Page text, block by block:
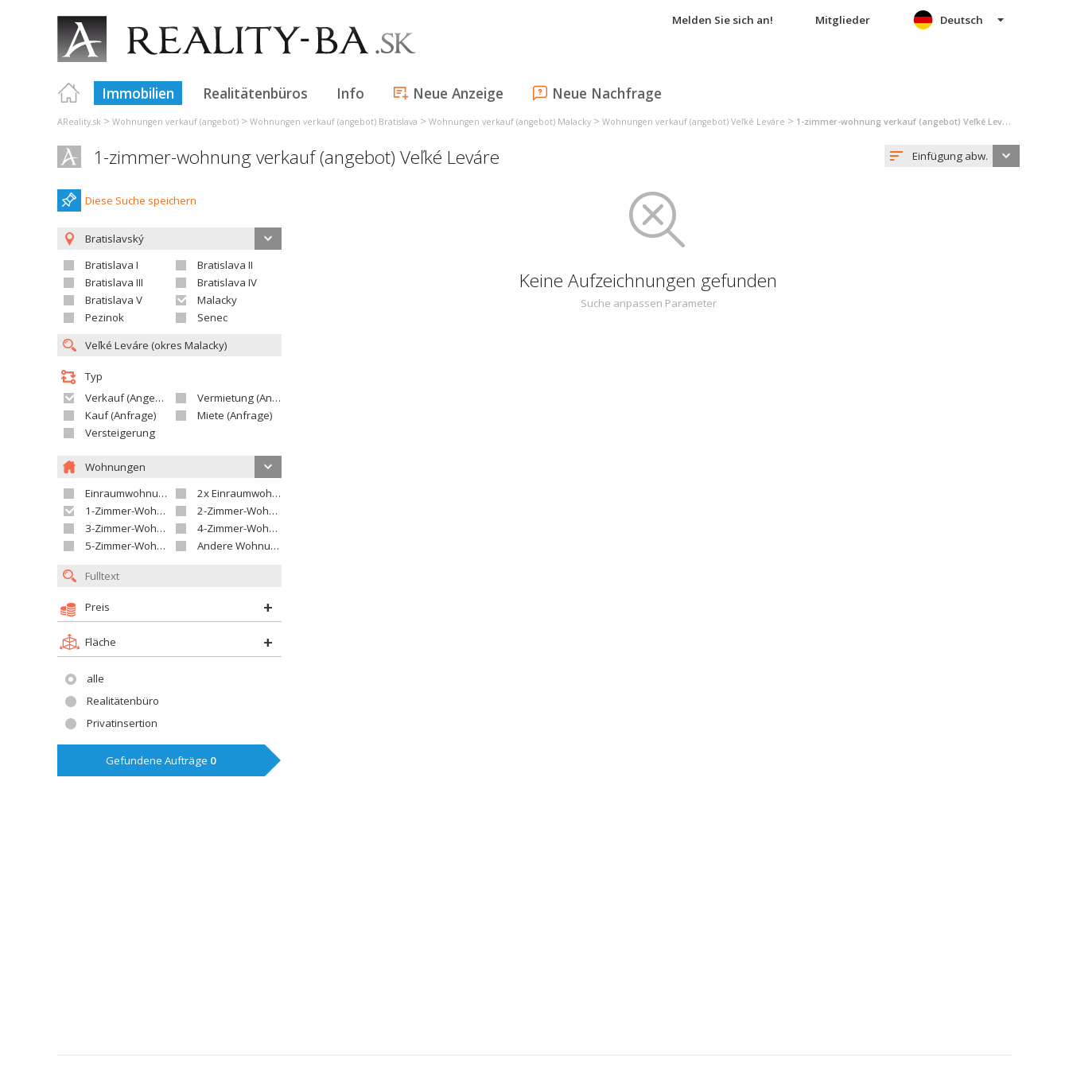
Melden Sie sich an! Mitglieder
Immobilien Realitätenbüros Info Neue Anzeige Neue Nachfrage
Deutsch
AReality.sk > Wohnungen verkauf (angebot) > Wohnungen verkauf (angebot) Bratislava > Wohnungen verkauf (angebot) Malacky > Wohnungen verkauf (angebot) Veľké Leváre > 1-zimmer-wohnung verkauf (angebot) Veľké Leváre
1-zimmer-wohnung verkauf (angebot) Veľké Leváre Einfügung abw.
Diese Suche speichern
Bratislavský
Bratislava I
Bratislava II
Bratislava III
Bratislava IV
Bratislava V
Malacky
Pezinok
Senec
Typ
Verkauf (Angebot)
Vermietung (Angebot)
Kauf (Anfrage)
Miete (Anfrage)
Versteigerung
Wohnungen
Einraumwohnung
2x Einraumwohnung
1-Zimmer-Wohnung
2-Zimmer-Wohnung
3-Zimmer-Wohnung
4-Zimmer-Wohnung
5-Zimmer-Wohnung und größer
Andere Wohnung
Preis
Fläche
alle
Realitätenbüro
Privatinsertion
Gefundene Aufträge 0
Keine Aufzeichnungen gefunden
Suche anpassen Parameter